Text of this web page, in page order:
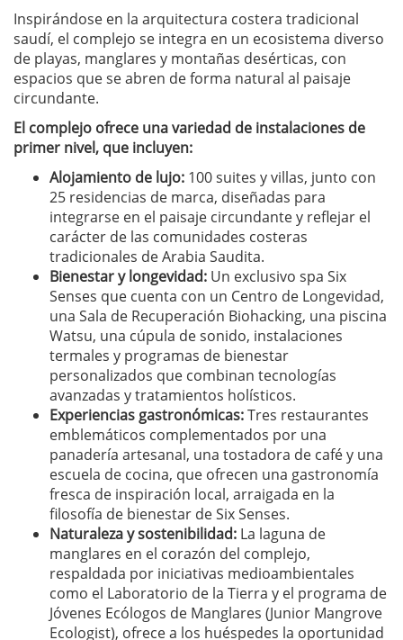
Inspirándose en la arquitectura costera tradicional
saudí, el complejo se integra en un ecosistema diverso
de playas, manglares y montañas desérticas, con
espacios que se abren de forma natural al paisaje
circundante.
El complejo ofrece una variedad de instalaciones de
primer nivel, que incluyen:
Alojamiento de lujo: 100 suites y villas, junto con
25 residencias de marca, diseñadas para
integrarse en el paisaje circundante y reflejar el
carácter de las comunidades costeras
tradicionales de Arabia Saudita.
Bienestar y longevidad: Un exclusivo spa Six
Senses que cuenta con un Centro de Longevidad,
una Sala de Recuperación Biohacking, una piscina
Watsu, una cúpula de sonido, instalaciones
termales y programas de bienestar
personalizados que combinan tecnologías
avanzadas y tratamientos holísticos.
Experiencias gastronómicas:Tres restaurantes
emblemáticos complementados por una
panadería artesanal, una tostadora de café y una
escuela de cocina, que ofrecen una gastronomía
fresca de inspiración local, arraigada en la
filosofía de bienestar de Six Senses.
Naturaleza y sostenibilidad: La laguna de
manglares en el corazón del complejo,
respaldada por iniciativas medioambientales
como el Laboratorio de la Tierra y el programa de
Jóvenes Ecólogos de Manglares (Junior Mangrove
Ecologist), ofrece a los huéspedes la oportunidad